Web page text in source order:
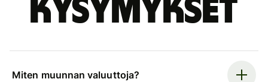
kysymykset
Miten muunnan valuuttoja?